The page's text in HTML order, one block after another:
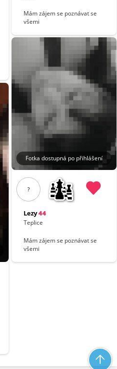
Mám zájem se poznávat se
všemi
Fotka dostupná po přihlášení
?
Lezy44
Teplice
Mám zájem se poznávat se
všemi